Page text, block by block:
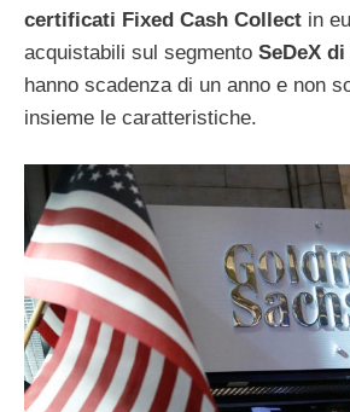
certificati Fixed Cash Collect in
acquistabili sul segmento SeDeX
hanno scadenza di un anno e non
insieme le caratteristiche.